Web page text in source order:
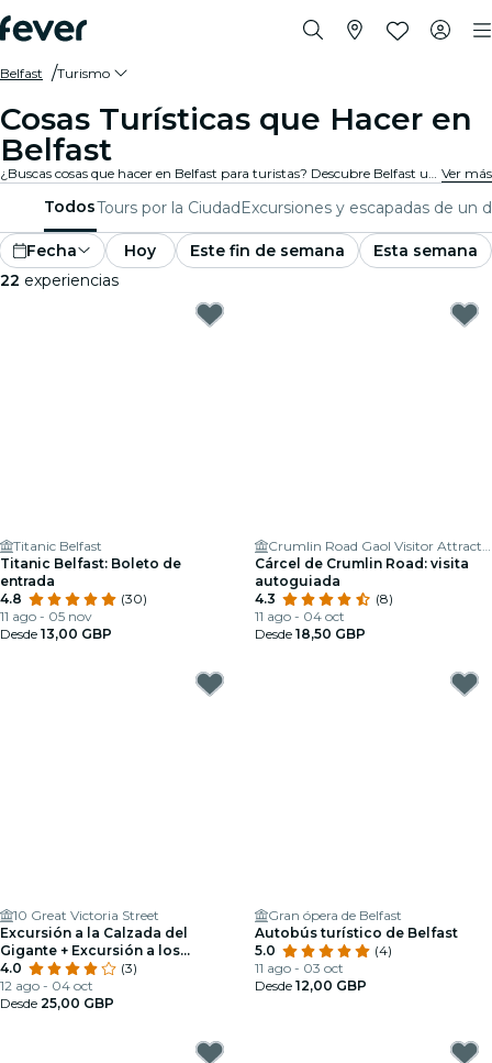
Belfast Turismo
Cosas Turísticas que Hacer en
Belfast
¿Buscas cosas que hacer en Belfast para turistas? Descubre Belfast una aventura a la vez con estas emocionantes experiencias diseñadas especialmente para turistas. ¡Descubre lo mejor que hay para hacer! Ver más
TodosTours por la CiudadExcursiones y escapadas de un
Fecha Hoy Este fin de semana
Esta semana
22 experiencias
Titanic Belfast
Titanic Belfast: Boleto de
entrada
4.8
(30)
11 ago - 05 nov
Desde 13,00 GBP
Crumlin Road Gaol Visitor Attraction and Conference Centre
Cárcel de Crumlin Road: visita
autoguiada
4.3
(8)
11 ago - 04 oct
Desde 18,50 GBP
10 Great Victoria Street
Excursión a la Calzada del
Gigante + Excursión a los
lugares de rodaje de Juego de
Tronos desde Belfast
4.0
(3)
12 ago - 04 oct
Desde 25,00 GBP
Gran ópera de Belfast
Autobús turístico de Belfast
5.0
(4)
11 ago - 03 oct
Desde 12,00 GBP